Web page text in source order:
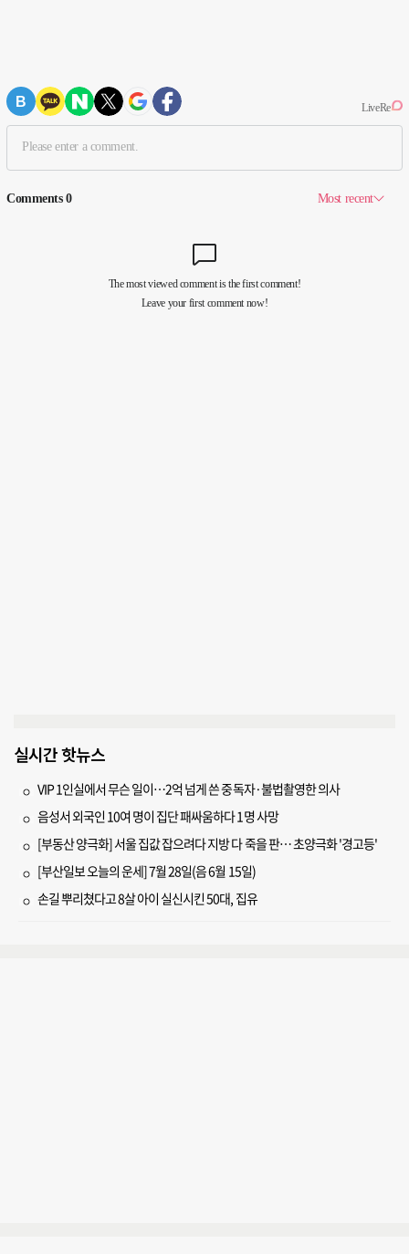
실시간 핫뉴스
VIP 1인실에서 무슨 일이…2억 넘게 쓴 중독자·불법촬영한 의사
음성서 외국인 10여 명이 집단 패싸움하다 1명 사망
[부동산 양극화] 서울 집값 잡으려다 지방 다 죽을 판… 초양극화 '경고등'
[부산일보 오늘의 운세] 7월 28일(음 6월 15일)
손길 뿌리쳤다고 8살 아이 실신시킨 50대, 집유